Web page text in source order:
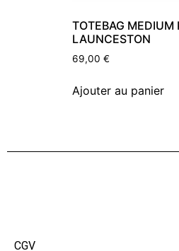
TOTEBAG MEDIUM
LAUNCESTON
69,00 €
Ajouter au panier
CGV